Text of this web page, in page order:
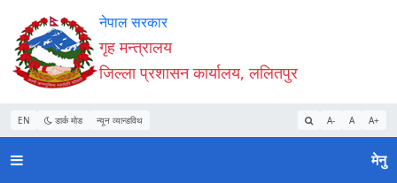
Accessibility
Mode
सुरु
गर्नुहोस्
सामाग्री
पढ्नुहाेस्
नेभिगेसन
पढ्नुहाेस्
वेबसाइट
खोजमा
जानुहोस्
नेपाल सरकार
गृह मन्त्रालय
जिल्ला प्रशासन कार्यालय, ललितपुर
EN डार्क मोड न्यून व्यान्डविथ A- A A+
मेनु